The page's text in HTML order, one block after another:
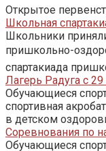
Открытое
Школьная
Школьники
пришкольно-
спартакиада
Лагерь Радуга с
Обучающиеся
спортивная
в детском
Соревнования по
Обучающиеся